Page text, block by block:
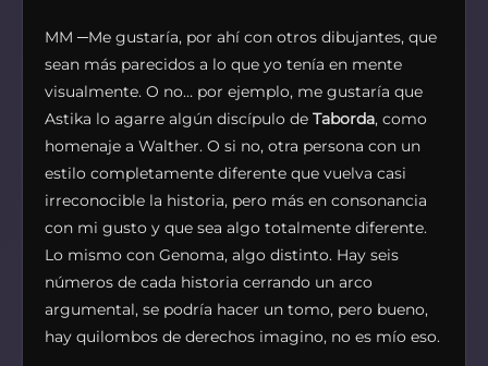
MM ─Me gustaría, por ahí con otros dibujantes, que
sean más parecidos a lo que yo tenía en mente
visualmente. O no… por ejemplo, me gustaría que
Astika lo agarre algún discípulo de Taborda, como
homenaje a Walther. O si no, otra persona con un
estilo completamente diferente que vuelva casi
irreconocible la historia, pero más en consonancia
con mi gusto y que sea algo totalmente diferente.
Lo mismo con Genoma, algo distinto. Hay seis
números de cada historia cerrando un arco
argumental, se podría hacer un tomo, pero bueno,
hay quilombos de derechos imagino, no es mío eso.